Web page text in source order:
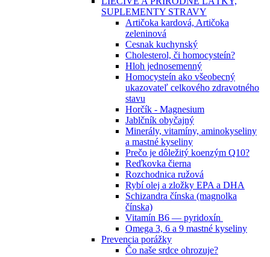
SUPLEMENTY STRAVY
Artičoka kardová, Artičoka
zeleninová
Cesnak kuchynský
Cholesterol, či homocysteín?
Hloh jednosemenný
Homocysteín ako všeobecný
ukazovateľ celkového zdravotného
stavu
Horčík - Magnesium
Jablčník obyčajný
Minerály, vitamíny, aminokyseliny
a mastné kyseliny
Prečo je dôležitý koenzým Q10?
Reďkovka čierna
Rozchodnica ružová
Rybí olej a zložky EPA a DHA
Schizandra čínska (magnolka
čínska)
Vitamín B6 — pyridoxín
Omega 3, 6 a 9 mastné kyseliny
Prevencia porážky
Čo naše srdce ohrozuje?